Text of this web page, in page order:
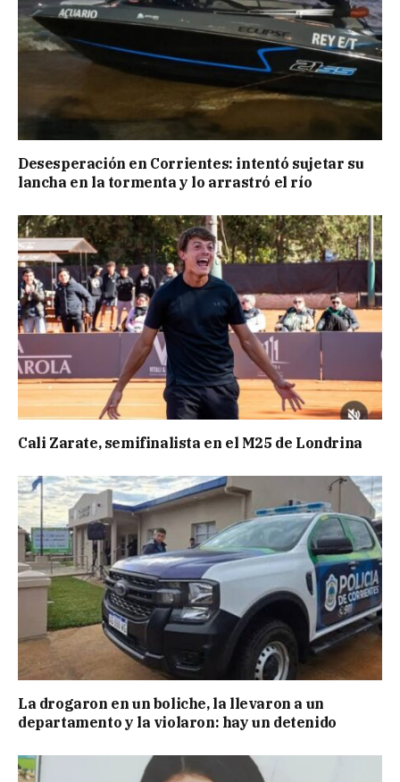
Desesperación en Corrientes: intentó sujetar su
lancha en la tormenta y lo arrastró el río
Cali Zarate, semifinalista en el M25 de Londrina
La drogaron en un boliche, la llevaron a un
departamento y la violaron: hay un detenido